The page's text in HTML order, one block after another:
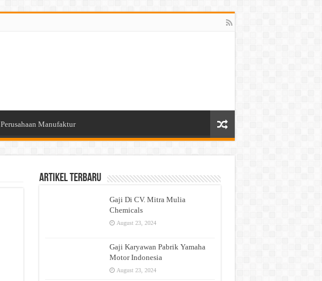
Perusahaan Manufaktur
Artikel Terbaru
Gaji Di CV. Mitra Mulia
Chemicals
August 23, 2024
Gaji Karyawan Pabrik Yamaha
Motor Indonesia
August 23, 2024